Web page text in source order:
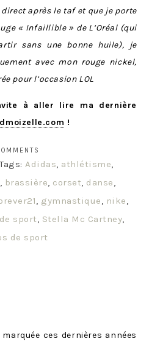
après le taf et que je porte
« Infaillible » de L’Oréal (qui
sans une bonne huile), je
avec mon rouge nickel,
pour l’occasion LOL
à aller lire ma dernière
!
Tags:Adidas, athlétisme,
, brassière, corset, danse,
, gymnastique, nike,
sport, Stella Mc Cartney,
de sport
ces dernières années